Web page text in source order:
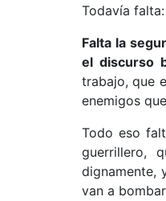
Todavía falta:
Falta la
el discurso
trabajo, que
enemigos
Todo eso
guerrillero,
dignamente,
van a